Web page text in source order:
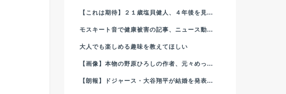
【これは期待】２１歳塩貝健人、４年後を見...
モスキート音で健康被害の記事、ニュース動...
大人でも楽しめる趣味を教えてほしい
【画像】本物の野原ひろしの作者、元々めっ...
【朗報】ドジャース・大谷翔平が結婚を発表...